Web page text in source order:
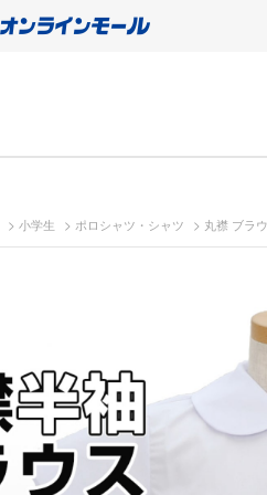
> 小学生 > ポロシャツ・シャツ > 丸襟 ブラ